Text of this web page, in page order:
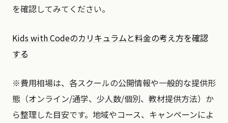
を確認してみてください。
Kids with Codeのカリキュラムと料金の考え方を確認
する
※費用相場は、各スクールの公開情報や一般的な提供形
態（オンライン/通学、少人数/個別、教材提供方法）か
ら整理した目安です。地域やコース、キャンペーンによ